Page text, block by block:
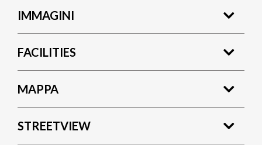
IMMAGINI
FACILITIES
MAPPA
STREETVIEW